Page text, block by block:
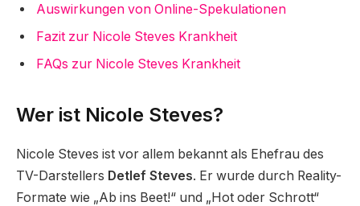
Auswirkungen von Online-Spekulationen
Fazit zur Nicole Steves Krankheit
FAQs zur Nicole Steves Krankheit
Wer ist Nicole Steves?
Nicole Steves ist vor allem bekannt als Ehefrau des
TV-Darstellers Detlef Steves. Er wurde durch Reality-
Formate wie „Ab ins Beet!“ und „Hot oder Schrott“